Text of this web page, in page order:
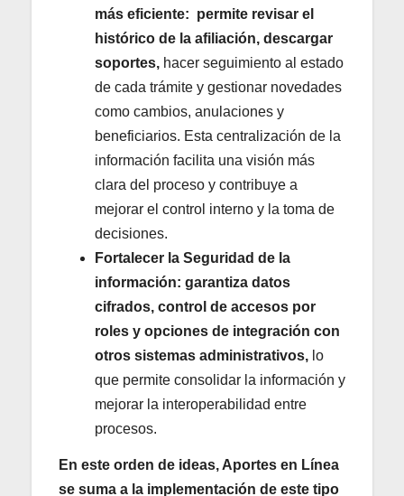
más eficiente: permite revisar el
histórico de la afiliación, descargar
soportes, hacer seguimiento al estado
de cada trámite y gestionar novedades
como cambios, anulaciones y
beneficiarios. Esta centralización de la
información facilita una visión más
clara del proceso y contribuye a
mejorar el control interno y la toma de
decisiones.
Fortalecer la Seguridad de la
información: garantiza datos
cifrados, control de accesos por
roles y opciones de integración con
otros sistemas administrativos, lo
que permite consolidar la información y
mejorar la interoperabilidad entre
procesos.
En este orden de ideas, Aportes en Línea
se suma a la implementación de este tipo